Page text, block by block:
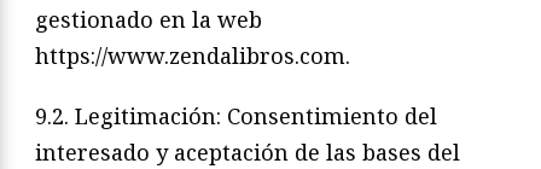
gestionado en la web
https://www.zendalibros.com.
9.2. Legitimación: Consentimiento del
interesado y aceptación de las bases del